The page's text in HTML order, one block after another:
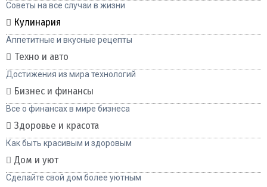
Советы на все случаи в жизни
Кулинария
Аппетитные и вкусные рецепты
Техно и авто
Достижения из мира технологий
Бизнес и финансы
Все о финансах в мире бизнеса
Здоровье и красота
Как быть красивым и здоровым
Дом и уют
Сделайте свой дом более уютным